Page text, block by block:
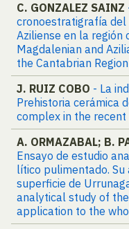
C. GONZALEZ SAINZ
cronoestratigrafía del
Aziliense en la región
Magdalenian and
the Cantabrian Region
J. RUIZ COBO - La
Prehistoria cerámica
complex in the
A. ORMAZABAL; B.
Ensayo de estudio
lítico pulimentado.
superficie de
analytical study of
application to the